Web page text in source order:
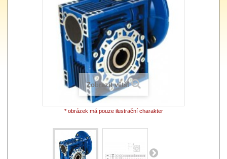
Zobrazit větší
* obrázek má pouze ilustrační charakter